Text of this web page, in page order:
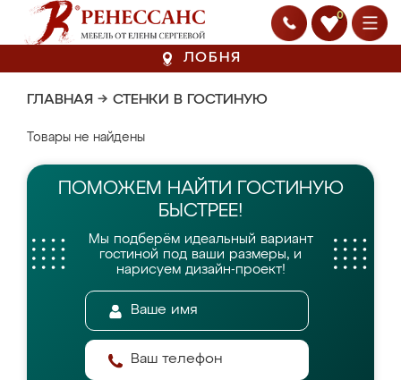
0
ЛОБНЯ
ГЛАВНАЯ → СТЕНКИ В ГОСТИНУЮ
Товары не найдены
ПОМОЖЕМ НАЙТИ
ГОСТИНУЮ
БЫСТРЕЕ!
Мы подберём идеальный вариант
гостиной под ваши размеры, и
нарисуем дизайн-проект!